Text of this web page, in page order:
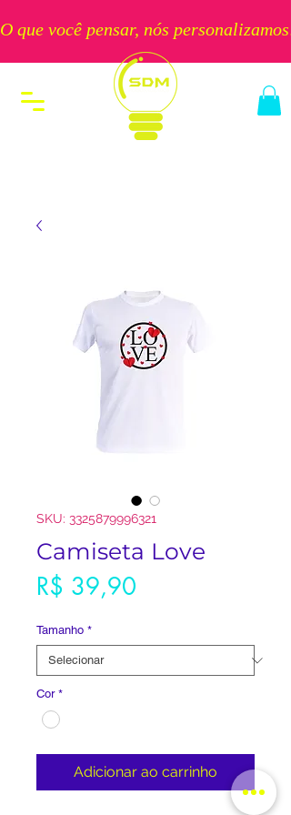
O que você pensar, nós personalizamos!
SKU: 3325879996321
Camiseta Love
R$ 39,90
Tamanho *
Cor *
Adicionar ao carrinho